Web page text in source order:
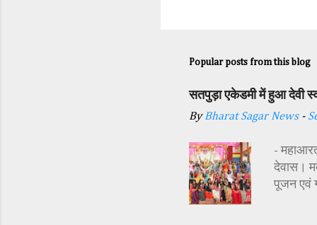
Popular posts from this blog
सतपुड़ा एकेडमी में हुआ देवी
ByBharat Sagar News -
-
देवास।
पूजन एवं
अतिथि